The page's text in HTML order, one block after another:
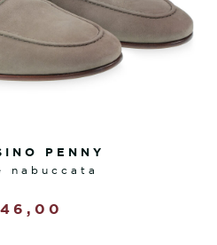
PENNY
nabuccata